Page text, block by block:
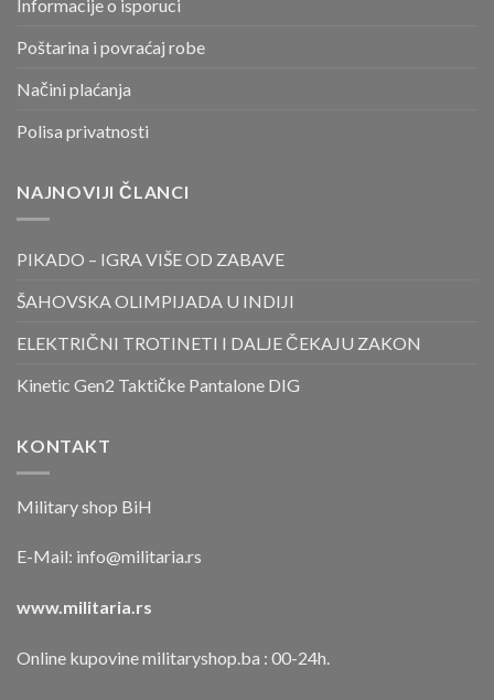
Informacije o isporuci
Poštarina i povraćaj robe
Načini plaćanja
Polisa privatnosti
NAJNOVIJI ČLANCI
PIKADO – IGRA VIŠE OD ZABAVE
ŠAHOVSKA OLIMPIJADA U INDIJI
ELEKTRIČNI TROTINETI I DALJE ČEKAJU ZAKON
Kinetic Gen2 Taktičke Pantalone DIG
KONTAKT
Military shop BiH
E-Mail: info@militaria.rs
www.militaria.rs
Online kupovine militaryshop.ba : 00-24h.